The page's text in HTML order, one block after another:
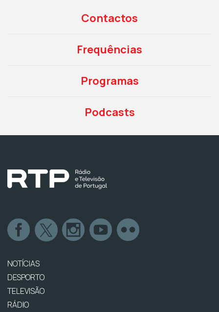
Contactos
Frequências
Programas
Podcasts
NOTÍCIAS
DESPORTO
TELEVISÃO
RÁDIO